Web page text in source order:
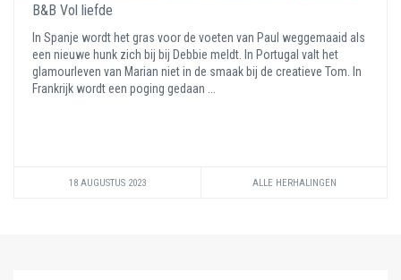
B&B Vol liefde
In Spanje wordt het gras voor de voeten van Paul weggemaaid als
een nieuwe hunk zich bij bij Debbie meldt. In Portugal valt het
glamourleven van Marian niet in de smaak bij de creatieve Tom. In
Frankrijk wordt een poging gedaan ...
18 AUGUSTUS 2023 ALLE HERHALINGEN